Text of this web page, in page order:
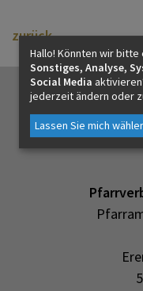
KONTAKT
zurück
Hallo! Könnten wir
Sonstiges, Analyse,
Social Media
jederzeit ändern oder
Lassen Sie mich